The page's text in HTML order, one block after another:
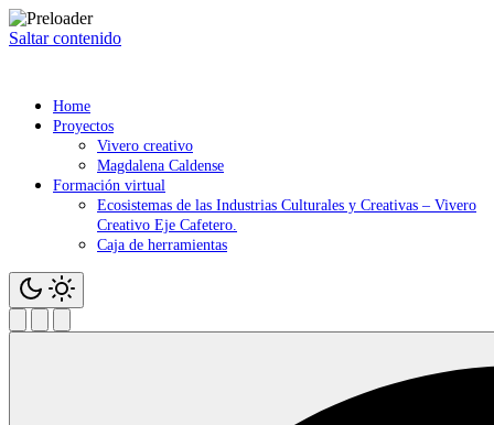
Saltar contenido
Home
Proyectos
Vivero creativo
Magdalena Caldense
Formación virtual
Ecosistemas de las Industrias Culturales y Creativas – Vivero
Creativo Eje Cafetero.
Caja de herramientas